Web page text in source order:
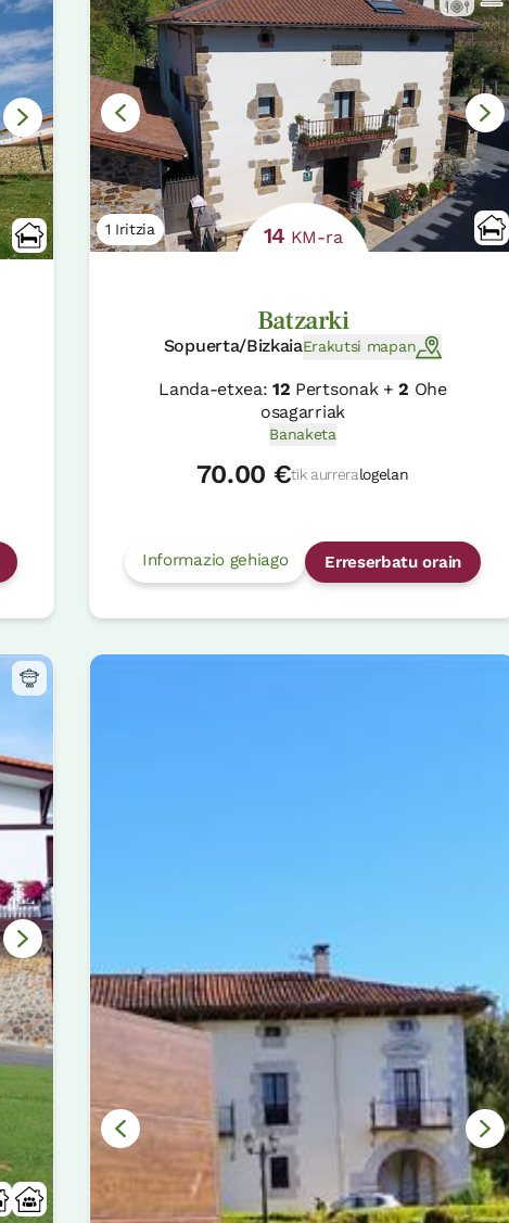
1 Iritzia 14 KM-ra
Batzarki
Sopuerta/BizkaiaErakutsi mapan
Landa-etxea:12 Pertsonak +2 Ohe
osagarriak
Banaketa
70.00 €tik aurreralogelan
Informazio gehiago Erreserbatu orain